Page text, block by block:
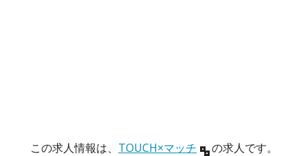
この求人情報は、 TOUCH×マッチ の求人です。